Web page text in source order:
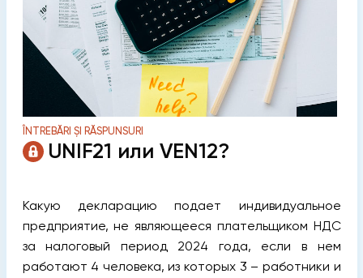
ÎNTREBĂRI ȘI RĂSPUNSURI
UNIF21 или VEN12?
Какую декларацию подает индивидуальное
предприятие, не являющееся плательщиком НДС
за налоговый период 2024 года, если в нем
работают 4 человека, из которых 3 – работники и